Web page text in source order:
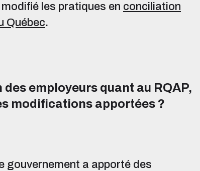
les pratiques en conciliation
Québec.
employeurs quant au RQAP,
modifications apportées ?
gouvernement a apporté des